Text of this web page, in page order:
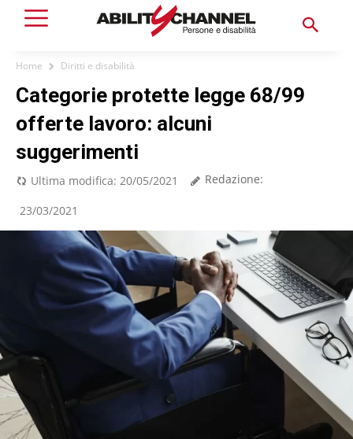
Home Diritti e disabilità
Categorie protette legge 68/99
offerte lavoro: alcuni
suggerimenti
Ultima modifica: 20/05/2021 Redazione:
23/03/2021